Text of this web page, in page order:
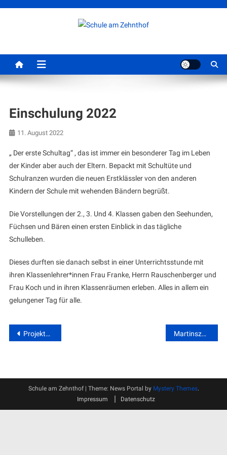
Einschulung 2022
11. August 2022
„ Der erste Schultag“ , das ist immer ein besonderer Tag im Leben
der Kinder aber auch der Eltern. Bepackt mit Schultüte und
Schulranzen wurden die neuen Erstklässler von den anderen
Kindern der Schule mit wehenden Bändern begrüßt.
Die Vorstellungen der 2., 3. Und 4. Klassen gaben den Seehunden,
Füchsen und Bären einen ersten Einblick in das tägliche
Schulleben.
Dieses durften sie danach selbst in einer Unterrichtsstunde mit
ihren Klassenlehrer*innen Frau Franke, Herrn Rauschenberger und
Frau Koch und in ihren Klassenräumen erleben. Alles in allem ein
gelungener Tag für alle.
Beitragsnavigation
Projektwoche 2022 Martinszug 2022
Schule am Zehnthof | Theme: News Portal by Mystery Themes.
Impressum
Datenschutz